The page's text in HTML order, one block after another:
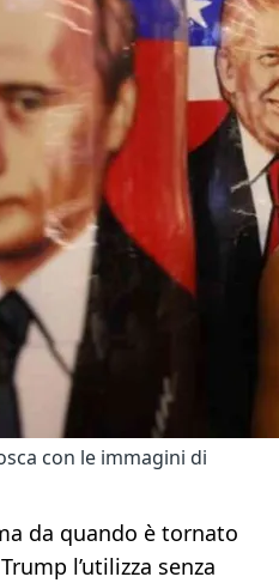
con le immagini di
da quando è tornato
l’utilizza senza